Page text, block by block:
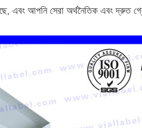
এবং আপনি সেরা অর্থনৈতিক এবং দ্রুত